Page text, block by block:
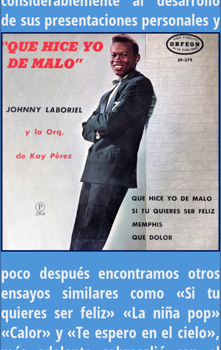
de sus presentaciones personales y
poco después encontramos otros
ensayos similares como «Si tu
quieres ser feliz» «La niña pop»
«Calor» y «Te espero en el cielo»,